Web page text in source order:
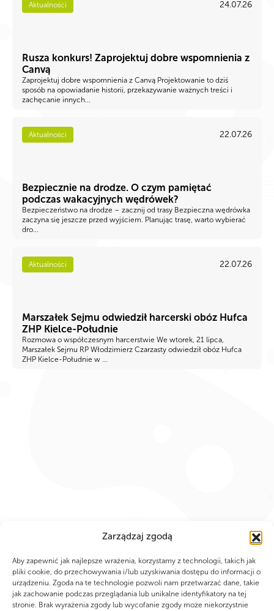
Zarządzaj zgodą
Aby zapewnić jak najlepsze wrażenia, korzystamy z technologii, takich jak
pliki cookie, do przechowywania i/lub uzyskiwania dostępu do informacji o
urządzeniu. Zgoda na te technologie pozwoli nam przetwarzać dane, takie
jak zachowanie podczas przeglądania lub unikalne identyfikatory na tej
stronie. Brak wyrażenia zgody lub wycofanie zgody może niekorzystnie
Aktualności 24.07.26
Rusza konkurs! Zaprojektuj dobre wspomnienia z
Canvą
Zaprojektuj dobre wspomnienia z Canvą Projektowanie to dziś
sposób na opowiadanie historii, przekazywanie ważnych treści i
zachęcanie innych...
Aktualności 22.07.26
Bezpiecznie na drodze. O czym pamiętać
podczas wakacyjnych wędrówek?
Bezpieczeństwo na drodze – zacznij od trasy Bezpieczna wędrówka
zaczyna się jeszcze przed wyjściem. Planując trasę, warto wybierać
dro...
Aktualności 22.07.26
Marszałek Sejmu odwiedził harcerski obóz Hufca
ZHP Kielce-Południe
Rozmowa o współczesnym harcerstwie We wtorek, 21 lipca,
Marszałek Sejmu RP Włodzimierz Czarzasty odwiedził obóz Hufca
ZHP Kielce-Południe w ...